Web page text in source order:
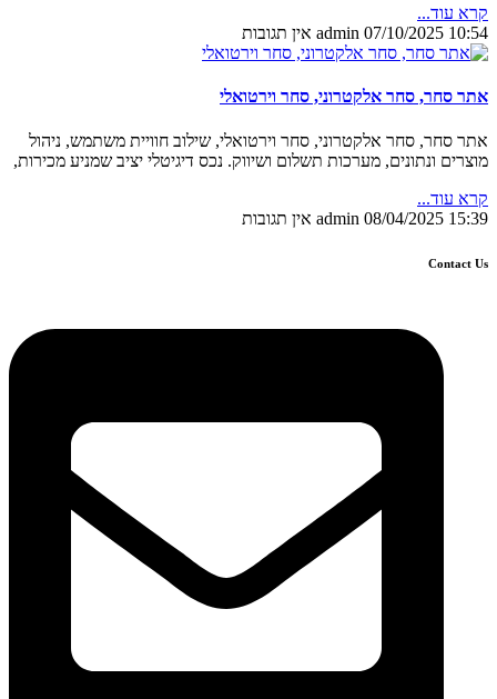
קרא עוד...
admin 07/10/2025 10:54 אין תגובות
אתר סחר, סחר אלקטרוני, סחר וירטואלי
אתר סחר, סחר אלקטרוני, סחר וירטואלי, שילוב חוויית משתמש, ניהול
מוצרים ונתונים, מערכות תשלום ושיווק. נכס דיגיטלי יציב שמניע מכירות,
קרא עוד...
admin 08/04/2025 15:39 אין תגובות
Contact Us